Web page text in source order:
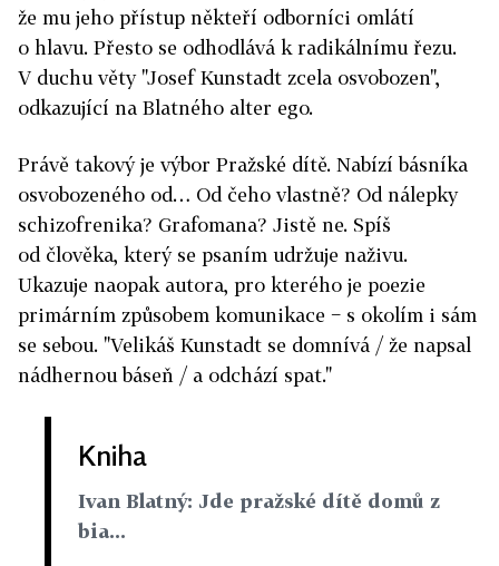
že mu jeho přístup někteří odborníci omlátí
o hlavu. Přesto se odhodlává k radikálnímu řezu.
V duchu věty "Josef Kunstadt zcela osvobozen",
odkazující na Blatného alter ego.
Právě takový je výbor Pražské dítě. Nabízí básníka
osvobozeného od… Od čeho vlastně? Od nálepky
schizofrenika? Grafomana? Jistě ne. Spíš
od člověka, který se psaním udržuje naživu.
Ukazuje naopak autora, pro kterého je poezie
primárním způsobem komunikace − s okolím i sám
se sebou. "Velikáš Kunstadt se domnívá / že napsal
nádhernou báseň / a odchází spat."
Kniha
Ivan Blatný: Jde pražské dítě domů z
bia...